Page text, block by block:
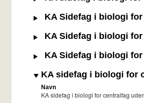
KA Sidefag i biologi
KA Sidefag i biologi
KA Sidefag i biologi
KA sidefag i biologi for
Navn
KA sidefag i biologi for centralfag